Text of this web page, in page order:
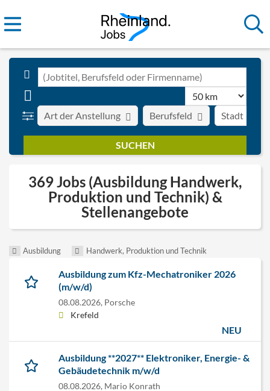
Stadt
Art der Anstellung Berufsfeld
369 Jobs (Ausbildung Handwerk,
Produktion und Technik) &
Stellenangebote
Ausbildung Handwerk, Produktion und Technik
Ausbildung zum Kfz-Mechatroniker 2026
(m/w/d)
08.08.2026, Porsche
Krefeld
NEU
Ausbildung **2027** Elektroniker, Energie- &
Gebäudetechnik m/w/d
08.08.2026, Mario Konrath